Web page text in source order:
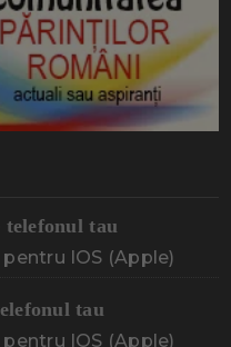
telefonul tau
pentru IOS (Apple)
tau
pentru IOS (Apple)